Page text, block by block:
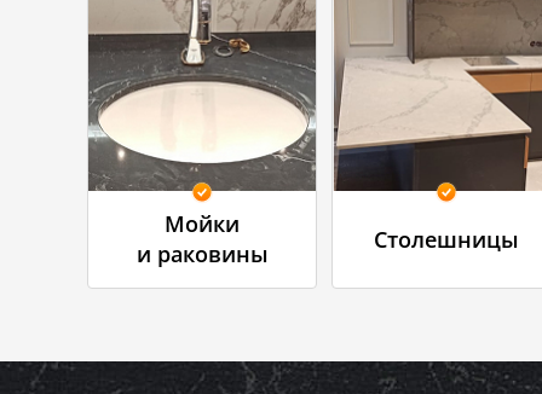
Мойки
и раковины
Столешницы